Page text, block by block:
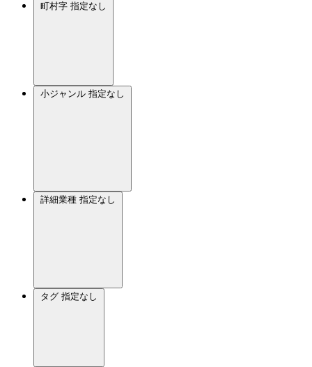
町村字 指定なし
小ジャンル 指定なし
詳細業種 指定なし
タグ 指定なし